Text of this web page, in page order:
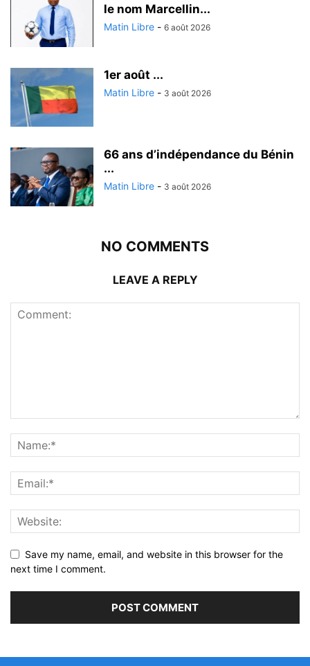
le nom Marcellin...
Matin Libre - 6 août 2026
1er août ...
Matin Libre - 3 août 2026
66 ans d’indépendance du Bénin
...
Matin Libre - 3 août 2026
NO COMMENTS
LEAVE A REPLY
Save my name, email, and website in this browser for the
next time I comment.